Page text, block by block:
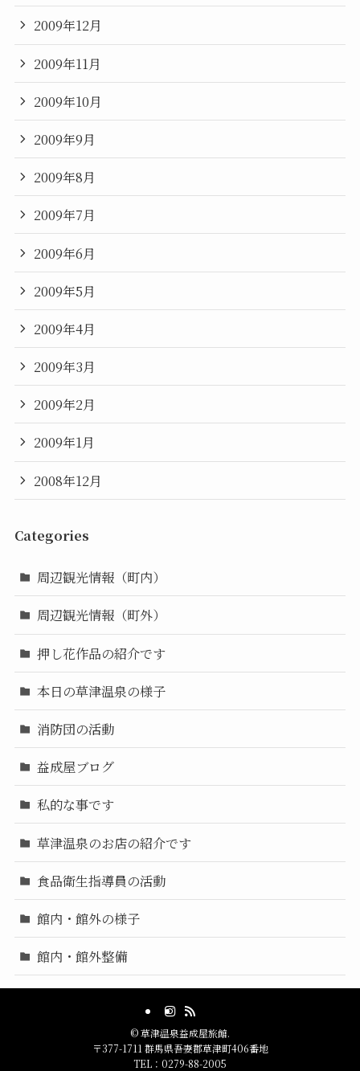
2009年12月
2009年11月
2009年10月
2009年9月
2009年8月
2009年7月
2009年6月
2009年5月
2009年4月
2009年3月
2009年2月
2009年1月
2008年12月
Categories
周辺観光情報（町内）
周辺観光情報（町外）
押し花作品の紹介です
本日の草津温泉の様子
消防団の活動
益成屋ブログ
私的な事です
草津温泉のお店の紹介です
食品衛生指導員の活動
館内・館外の様子
館内・館外整備
©草津温泉益成屋旅館.